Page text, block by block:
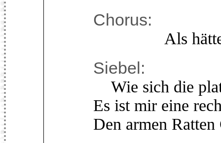
Chorus:
Als hätte
Siebel:
Wie sich die
Es ist mir eine
Den armen